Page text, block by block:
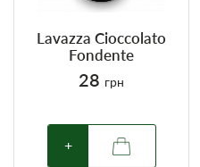
Lavazza Cioccolato
Fondente
28 грн
+